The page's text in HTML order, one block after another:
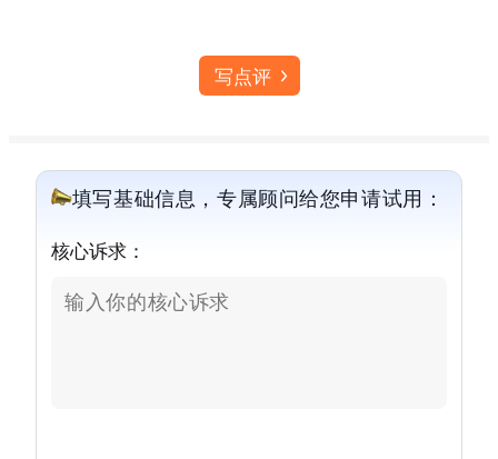
写点评
填写基础信息，专属顾问给您申请试用：
核心诉求：